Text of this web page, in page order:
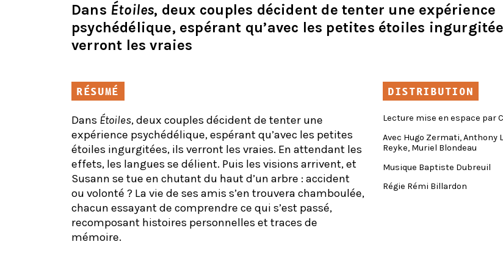
Dans Étoiles, deux couples décident de tenter une expérience
psychédélique, espérant qu’avec les petites étoiles
verront les vraies
RÉSUMÉ
Dans Étoiles, deux couples décident de tenter une
expérience psychédélique, espérant qu’avec les petites
étoiles ingurgitées, ils verront les vraies. En attendant les
effets, les langues se délient. Puis les visions arrivent, et
Susann se tue en chutant du haut d’un arbre : accident
ou volonté ? La vie de ses amis s’en trouvera chamboulée,
chacun essayant de comprendre ce qui s’est passé,
recomposant histoires personnelles et traces de
mémoire.
DISTRIBUTION
Lecture mise en espace par
Avec Hugo Zermati, Anthony
Reyke, Muriel Blondeau
Musique Baptiste Dubreuil
Régie Rémi Billardon